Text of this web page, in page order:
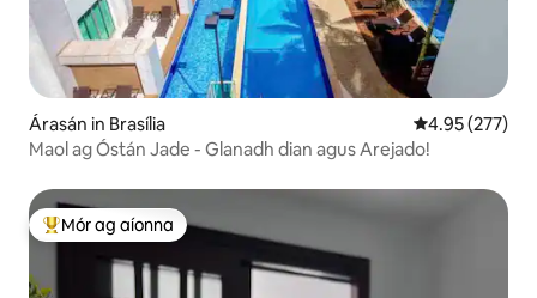
Árasán in Brasília Meánrátáil
4.95 (277)
Maol ag Óstán Jade - Glanadh dian agus Arejado!
An-mhór ag aíonna
Mór ag aíonna